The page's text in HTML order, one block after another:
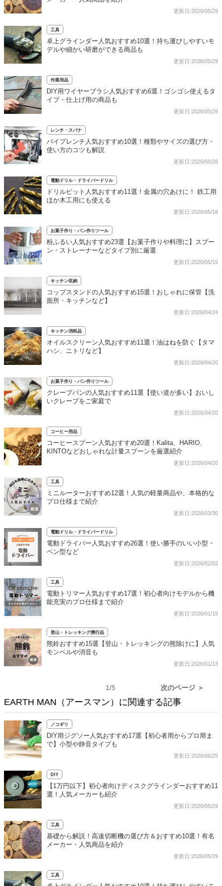
更新日:2026/05/29
工具
卓上グラインダー人気おすすめ10選！持ち運びしやすいモ
デルや細かい研磨ができる商品も
更新日:2026/05/29
作業用品
DIY用ワイヤーブラシ人気おすすめ6選！ゴシゴシ使えるタ
イプ・仕上げ用の商品も
更新日:2026/05/29
レンチ・スパナ
パイプレンチ人気おすすめ10選！種類やサイズの選び方・
使い方のコツも解説
更新日:2026/05/28
電動ドリル・ドライバードリル
ドリルビット人気おすすめ11選！金属の穴あけに！ 鉄工用
ほか木工用にも使える
更新日:2026/05/18
お菓子作り・パン作りツール
粉ふるい人気おすすめ23選【お菓子作りや料理に】スプー
ン・ストレーナーなどタイプ別に厳選
更新日:2026/05/15
キッチン収納
コップスタンドの人気おすすめ15選！おしゃれに保管【洗
面所・キッチンなど】
更新日:2026/04/24
キッチン消耗品
オイルスクリーン人気おすすめ11選！油はねを防ぐ【タマ
ハシ、ニトリなど】
更新日:2026/04/20
お菓子作り・パン作りツール
クレープパンの人気おすすめ11選【使い道が多い】おいし
いクレープをご家庭で
更新日:2026/04/20
コーヒー用品
コーヒースプーン人気おすすめ20選！Kalita、HARIO、
KINTOなどおしゃれな計量スプーンを厳選紹介
更新日:2026/04/20
工具
ミニルーターおすすめ12選！人気の軽量商品や、本格的な
プロ仕様まで紹介
更新日:2026/03/30
電動ドリル・ドライバードリル
電動ドライバー人気おすすめ26選！使い勝手のいい小型・
ペン型など
更新日:2026/02/02
工具
電動トリマー人気おすすめ17選！初心者向けモデルから機
能充実のプロ仕様まで紹介
更新日:2026/01/15
登山・トレッキング携行品
熊鈴おすすめ15選【登山・トレッキングの熊除けに】人気
モンベルや消音も
更新日:2026/01/13
1/5 次のページ ＞
EARTH MAN（アースマン）に関連する記事
ノコギリ
DIY用ジグソー人気おすすめ17選【初心者用からプロ用ま
で】小型や静音タイプも
更新日:2026/06/25
DIY
【1万円以下】初心者向けディスクグラインダーおすすめ11
選！人気メーカーも紹介
更新日:2026/05/29
工具
基礎から解説！高速切断機の選び方＆おすすめ10選！有名
メーカー・人気商品を紹介
更新日:2026/05/29
工具